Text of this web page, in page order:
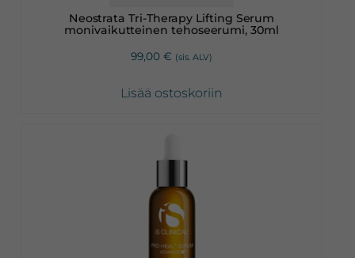
Neostrata Tri-Therapy Lifting Serum
monivaikutteinen tehoseerumi, 30ml
99,00 € (sis. ALV)
Lisää ostoskoriin